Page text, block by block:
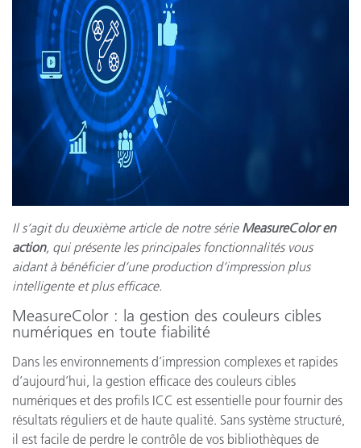
Il s’agit du deuxième article de notre série MeasureColor en
action, qui présente les principales fonctionnalités vous
aidant à bénéficier d’une production d’impression plus
intelligente et plus efficace.
MeasureColor : la gestion des couleurs cibles
numériques en toute fiabilité
Dans les environnements d’impression complexes et rapides
d’aujourd’hui, la gestion efficace des couleurs cibles
numériques et des profils ICC est essentielle pour fournir des
résultats réguliers et de haute qualité. Sans système structuré,
il est facile de perdre le contrôle de vos bibliothèques de